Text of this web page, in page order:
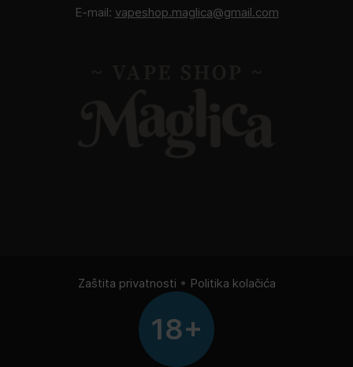
E-mail: vapeshop.maglica@gmail.com
Zaštita privatnosti • Politika kolačića
18+